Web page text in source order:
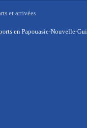
et arrivées
en Papouasie-Nouvelle-